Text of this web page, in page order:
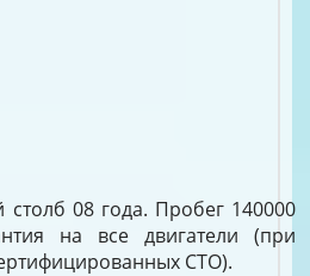
столб 08 года. Пробег 140000
на все двигатели (при
СТО).